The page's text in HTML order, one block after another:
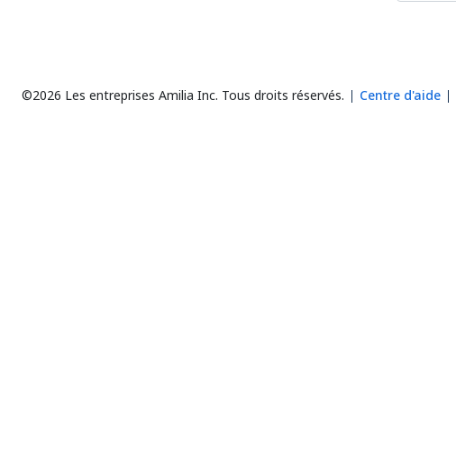
©2026 Les entreprises Amilia Inc. Tous droits réservés. Centre d'aide